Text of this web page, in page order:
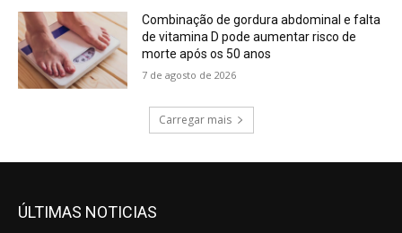
Combinação de gordura abdominal e falta
de vitamina D pode aumentar risco de
morte após os 50 anos
7 de agosto de 2026
Carregar mais
ÚLTIMAS NOTICIAS